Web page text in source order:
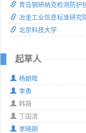
青岛钢研纳克检测防护
冶金工业信息标准研究
北京科技大学
起草人
杨朝晖
李勇
韩薇
丁国清
李晓刚